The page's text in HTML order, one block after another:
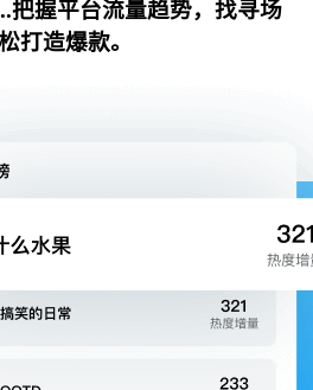
把握平台流量趋势，找寻场
打造爆款。